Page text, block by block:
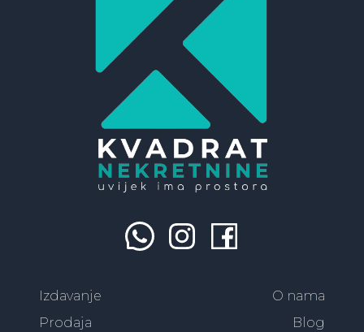
Izdavanje
Prodaja
O nama
Blog